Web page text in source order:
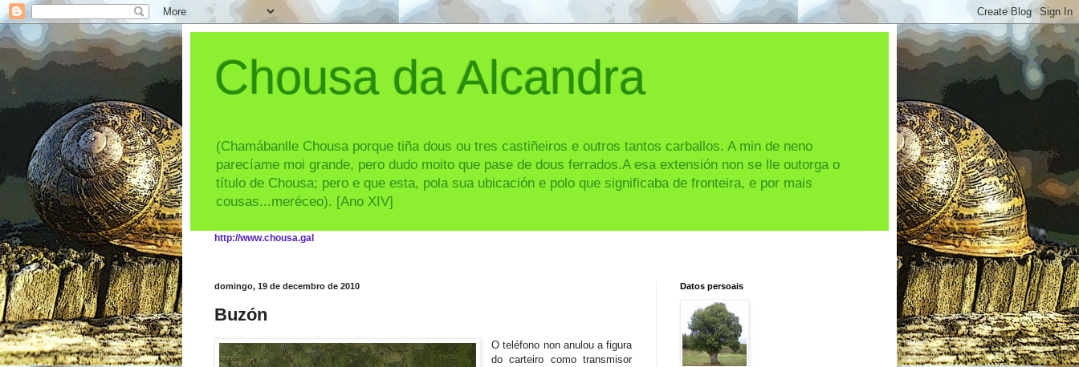
Chousa da Alcandra
(Chamábanlle Chousa porque tiña dous ou tres castiñeiros e outros tantos carballos. A min de neno
parecíame moi grande, pero dudo moito que pase de dous ferrados.A esa extensión non se lle outorga o
título de Chousa; pero e que esta, pola sua ubicación e polo que significaba de fronteira, e por mais
cousas...meréceo). [Ano XIV]
http://www.chousa.gal
domingo, 19 de decembro de 2010
Buzón
O teléfono non anulou a figura
do carteiro como transmisor
Datos persoais